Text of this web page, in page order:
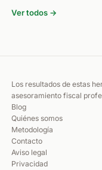
Ver todos →
Los resultados de estas
asesoramiento fiscal
Blog
Quiénes somos
Metodología
Contacto
Aviso legal
Privacidad